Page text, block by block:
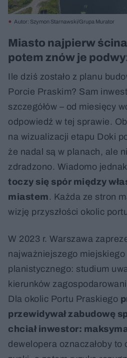
Autor: Szymon Starnawski/Grupa Murator
Miasto najpierw
potem znów je
Ile dziś zostało z planu
Porcie Praskim? Sam
szczegółów – od miesięcy
odpowiedź w tej sprawie.
na wizualizacji etapu Doki
że nadal są w planach, ale
zdradzono. Wiadomo
toczy się spór między
miastem . Każda ze stron
wizję przyszłości okolic
W 2023 r. Warszawa
najważniejszego
planistycznego: studium
kierunków
Dla okolic Portu Praskiego
przewidywał zabudowę
chciał inwestor:
dewelopera oznaczałoby